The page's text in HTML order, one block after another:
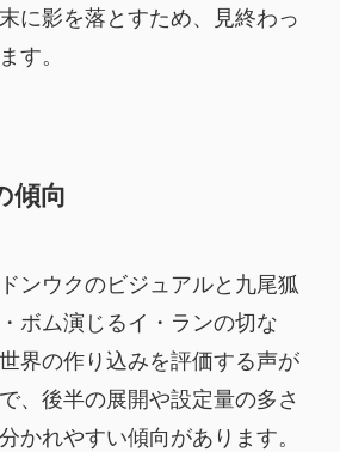
に影を落とすため、見終わっ
す。
傾向
ンウクのビジュアルと九尾狐
ボム演じるイ・ランの切な
界の作り込みを評価する声が
、後半の展開や設定量の多さ
かれやすい傾向があります。